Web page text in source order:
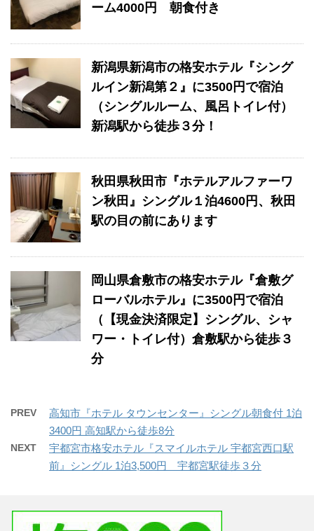
ーム4000円 朝食付き
新潟県新潟市の格安ホテル『シング
ルイン新潟第２』に3500円で宿泊
（シングルルーム、風呂トイレ付）
新潟駅から徒歩３分！
秋田県秋田市『ホテルアルファーワ
ン秋田』シングル１泊4600円、秋田
駅の目の前にあります
岡山県倉敷市の格安ホテル『倉敷グ
ローバルホテル』に3500円で宿泊
（【現金決済限定】シングル、シャ
ワー・トイレ付）倉敷駅から徒歩３
分
PREV
高知市『ホテル タウンセンター』シングル朝食付 1泊
3400円 高知駅から徒歩8分
NEXT
宇都宮市格安ホテル『スマイルホテル 宇都宮西口駅
前』シングル 1泊3,500円 宇都宮駅徒歩３分